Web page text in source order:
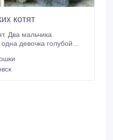
котят
Два мальчика